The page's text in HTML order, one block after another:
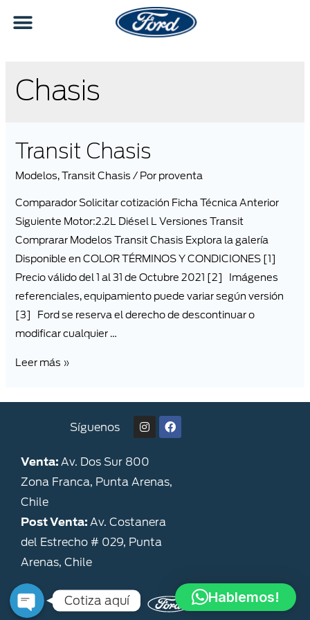
Chasis
Transit Chasis
Modelos,Transit Chasis / Por proventa
Comparador Solicitar cotización Ficha Técnica Anterior
Siguiente Motor:2.2L Diésel L Versiones Transit
Comprarar Modelos Transit Chasis Explora la galería
Disponible en COLOR TÉRMINOS Y CONDICIONES [1]
Precio válido del 1 al 31 de Octubre 2021 [2] Imágenes
referenciales, equipamiento puede variar según versión
[3] Ford se reserva el derecho de descontinuar o
modificar cualquier …
Leer más »
Síguenos
Venta: Av. Dos Sur 800
Zona Franca, Punta Arenas,
Chile
Post Venta: Av. Costanera
del Estrecho # 029, Punta
Arenas, Chile
Hablemos!
Cotizador
Cotiza aquí